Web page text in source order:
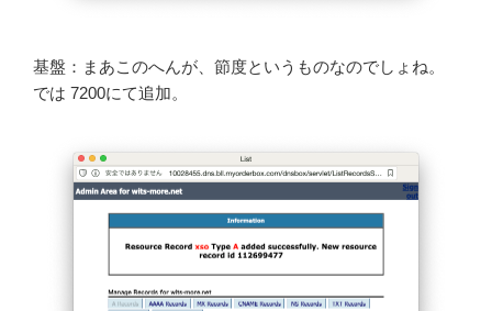
基盤：まあこのへんが、節度というものなのでしょね。
では 7200にて追加。